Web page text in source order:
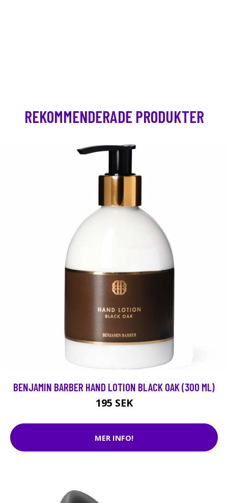
REKOMMENDERADE PRODUKTER
BENJAMIN BARBER HAND LOTION BLACK OAK (300 ML)
195 SEK
MER INFO!